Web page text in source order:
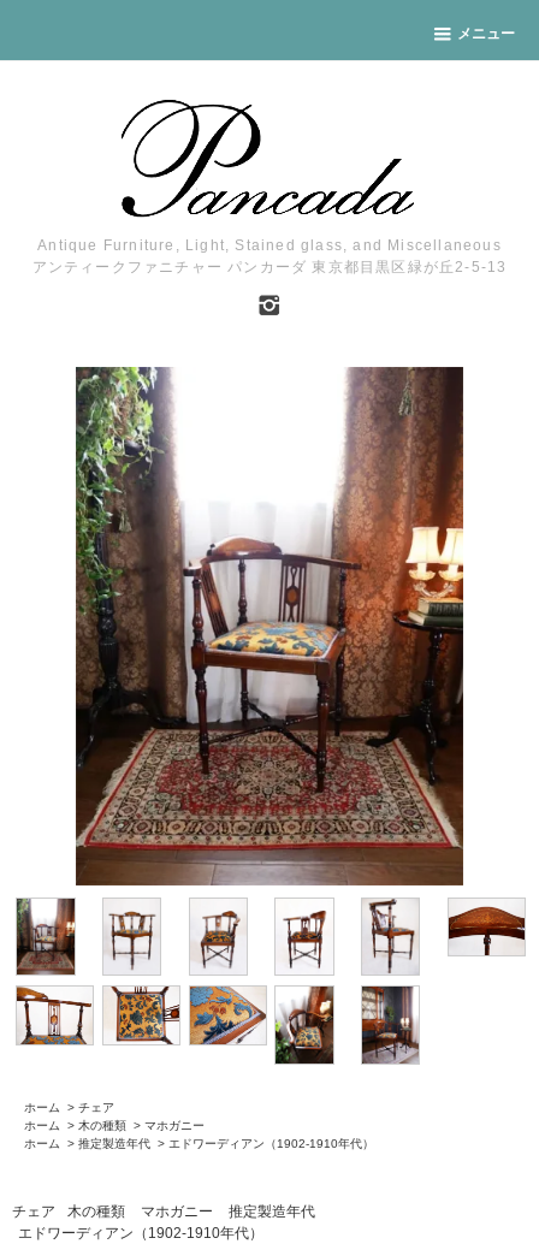
メニュー
Antique Furniture, Light, Stained glass, and Miscellaneous
アンティークファニチャー パンカーダ 東京都目黒区緑が丘2-5-13
ホーム > チェア
ホーム
> 木の種類 > マホガニー
ホーム
> 推定製造年代 > エドワーディアン（1902-1910年代）
チェア 木の種類 マホガニー
推定製造年代
エドワーディアン（1902-1910年代）